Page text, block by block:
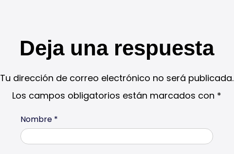
Deja una respuesta
Tu dirección de correo electrónico no será publicada.
Los campos obligatorios están marcados con *
Nombre *